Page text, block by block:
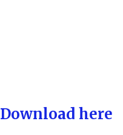
Download here-یہاں سے حاصل کریں